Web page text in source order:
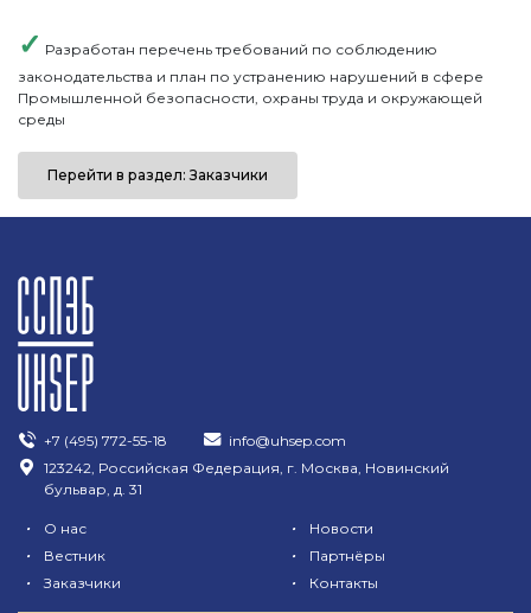
✓ Разработан перечень требований по соблюдению
законодательства и план по устранению нарушений в сфере
Промышленной безопасности, охраны труда и окружающей
среды
Перейти в раздел: Заказчики
+7 (495) 772-55-18
info@uhsep.com
123242, Российская Федерация, г. Москва, Новинский
бульвар, д. 31
• О нас • Новости
• Вестник • Партнёры
• Заказчики • Контакты